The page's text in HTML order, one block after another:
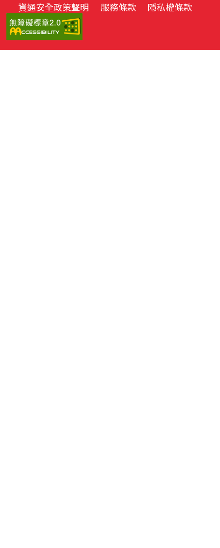
資通安全政策聲明
服務條款 隱私權條款